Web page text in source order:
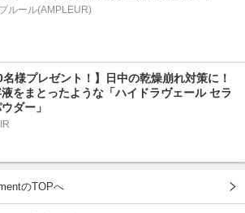
ルール(AMPLEUR)
名様プレゼント！】日中の乾燥崩れ対策に！
をまとったような「ハイドラヴェール セラ
ダー」
のTOPへ